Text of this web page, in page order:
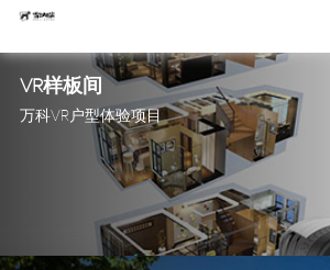
VR样板间
万科VR户型体验项目